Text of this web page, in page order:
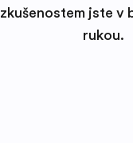
zkušenostem jste v
rukou.